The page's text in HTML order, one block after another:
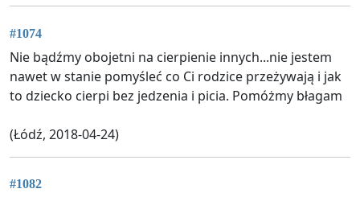
#1074
Nie bądźmy obojetni na cierpienie innych...nie jestem
nawet w stanie pomyśleć co Ci rodzice przeżywają i jak
to dziecko cierpi bez jedzenia i picia. Pomóżmy błagam
(Łódź, 2018-04-24)
#1082